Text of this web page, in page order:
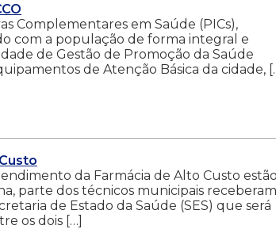
Complementares em Saúde (PICs),
com a população de forma integral e
de Gestão de Promoção da Saúde
de Atenção Básica da cidade,
da Farmácia de Alto Custo
parte dos técnicos municipais receberam
de Estado da Saúde (SES) que será
os dois […]